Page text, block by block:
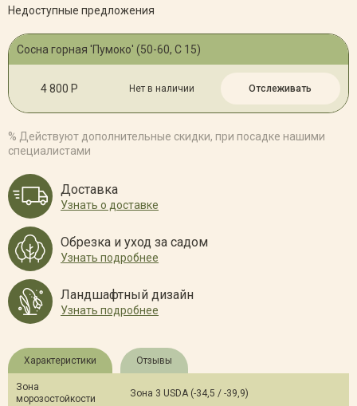
Недоступные предложения
Сосна горная 'Пумоко' (50-60, С 15)
4 800 Р Нет в наличии Отслеживать
% Действуют дополнительные скидки, при посадке нашими
специалистами
Доставка
Узнать о доставке
Обрезка и уход за садом
Узнать подробнее
Ландшафтный дизайн
Узнать подробнее
Характеристики Отзывы
Зона
морозостойкости
Зона 3 USDA (-34,5 / -39,9)